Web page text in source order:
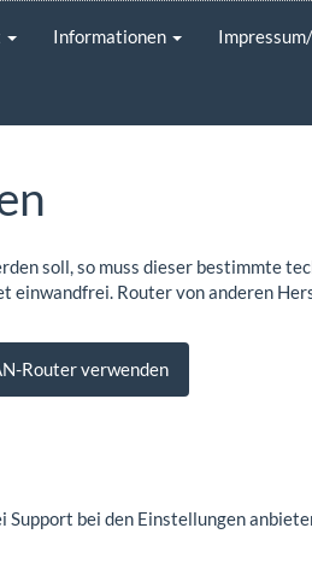
Informationen
soll, so muss dieser bestimmte
Router von anderen
Router verwenden
bei den Einstellungen